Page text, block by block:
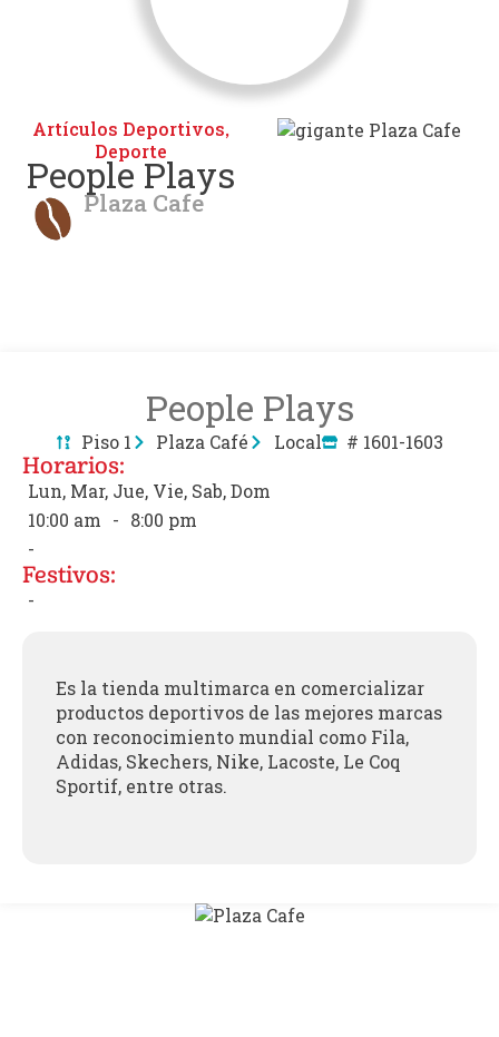
Artículos Deportivos,
Deporte
People Plays
Plaza Cafe
People Plays
Piso 1 Plaza Café Local # 1601-1603
Horarios:
Lun, Mar, Jue, Vie, Sab, Dom
10:00 am - 8:00 pm
-
Festivos:
-
Es la tienda multimarca en comercializar
productos deportivos de las mejores marcas
con reconocimiento mundial como Fila,
Adidas, Skechers, Nike, Lacoste, Le Coq
Sportif, entre otras.